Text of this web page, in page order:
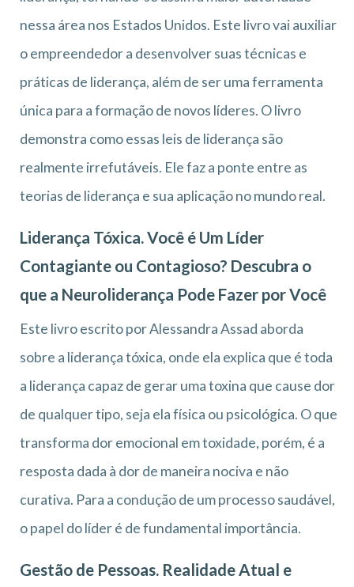
nessa área nos Estados Unidos. Este livro vai auxiliar
o empreendedor a desenvolver suas técnicas e
práticas de liderança, além de ser uma ferramenta
única para a formação de novos líderes. O livro
demonstra como essas leis de liderança são
realmente irrefutáveis. Ele faz a ponte entre as
teorias de liderança e sua aplicação no mundo real.
Liderança Tóxica. Você é Um Líder
Contagiante ou Contagioso? Descubra o
que a Neuroliderança Pode Fazer por Você
Este livro escrito por Alessandra Assad aborda
sobre a liderança tóxica, onde ela explica que é toda
a liderança capaz de gerar uma toxina que cause dor
de qualquer tipo, seja ela física ou psicológica. O que
transforma dor emocional em toxidade, porém, é a
resposta dada à dor de maneira nociva e não
curativa. Para a condução de um processo saudável,
o papel do líder é de fundamental importância.
Gestão de Pessoas. Realidade Atual e